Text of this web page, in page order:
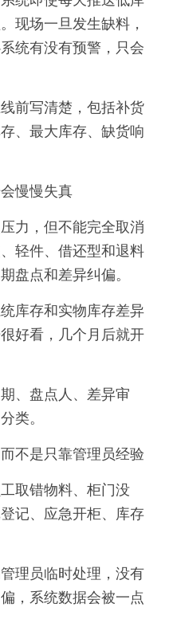
现场一旦发生缺料，
统有没有预警，只会
前写清楚，包括补货
、最大库存、缺货响
慢慢失真
力，但不能完全取消
轻件、借还型和退料
盘点和差异纠偏。
库存和实物库存差异
好看，几个月后就开
、盘点人、差异审
类。
不是只靠管理员经验
取错物料、柜门没
记、应急开柜、库存
理员临时处理，没有
，系统数据会被一点